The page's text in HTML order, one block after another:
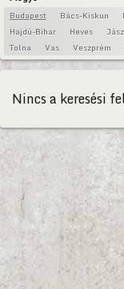
Budapest Bács-Kiskun
Hajdú-Bihar
Heves
Tolna
Vas Veszprém
Nincs a keresési